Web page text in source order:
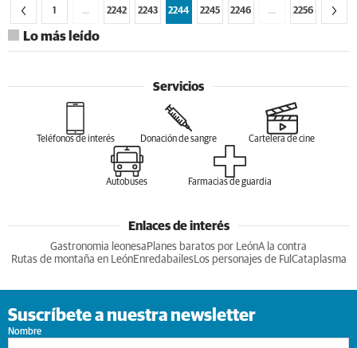
1 … 2242 2243 2244 2245 2246 … 2256
Lo más leído
Servicios
Teléfonos de interés Donación de sangre Cartelera de cine
Autobuses Farmacias de guardia
Enlaces de interés
Gastronomia leonesa Planes baratos por LeónA la contra
Rutas de montaña en LeónEnredabailesLos personajes de Ful Cataplasma
Suscríbete a nuestra newsletter
Nombre